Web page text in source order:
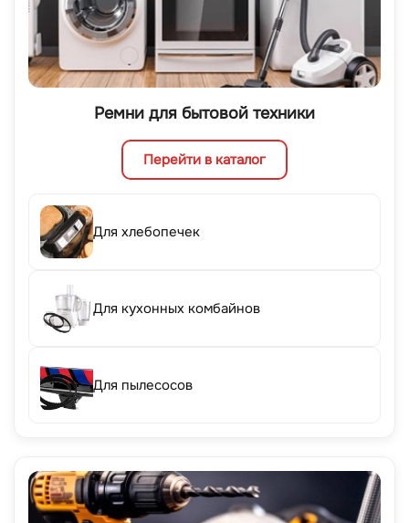
Ремни для бытовой техники
Перейти в каталог
Для хлебопечек
Для кухонных комбайнов
Для пылесосов